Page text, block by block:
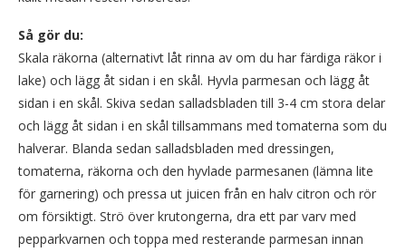
Så gör du:
Skala räkorna (alternativt låt rinna av om du har färdiga räkor i
lake) och lägg åt sidan i en skål. Hyvla parmesan och lägg åt
sidan i en skål. Skiva sedan salladsbladen till 3-4 cm stora delar
och lägg åt sidan i en skål tillsammans med tomaterna som du
halverar. Blanda sedan salladsbladen med dressingen,
tomaterna, räkorna och den hyvlade parmesanen (lämna lite
för garnering) och pressa ut juicen från en halv citron och rör
om försiktigt. Strö över krutongerna, dra ett par varv med
pepparkvarnen och toppa med resterande parmesan innan